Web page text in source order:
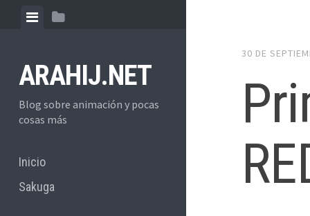
ViewView
ARAHIJ.NET
Blog sobre animación y pocas
cosas más
Inicio
Sakuga
30 DE